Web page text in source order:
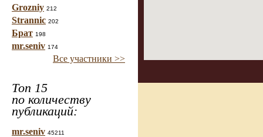
Grozniy 212
Strannic 202
Брат 198
mr.seniv 174
Все участники >>
Топ 15
по количеству
публикаций:
mr.seniv 45211